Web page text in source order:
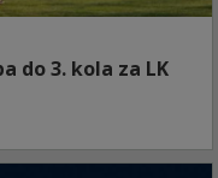
do 3. kola za LK